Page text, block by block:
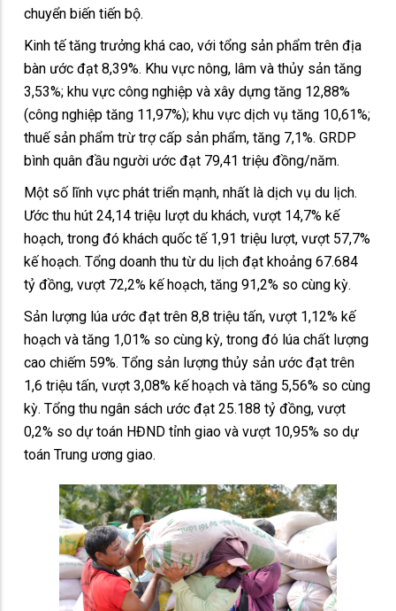
chuyển biến tiến bộ.
Kinh tế tăng trưởng khá cao, với tổng sản phẩm trên địa
bàn ước đạt 8,39%. Khu vực nông, lâm và thủy sản tăng
3,53%; khu vực công nghiệp và xây dựng tăng 12,88%
(công nghiệp tăng 11,97%); khu vực dịch vụ tăng 10,61%;
thuế sản phẩm trừ trợ cấp sản phẩm, tăng 7,1%. GRDP
bình quân đầu người ước đạt 79,41 triệu đồng/năm.
Một số lĩnh vực phát triển mạnh, nhất là dịch vụ du lịch.
Ước thu hút 24,14 triệu lượt du khách, vượt 14,7% kế
hoạch, trong đó khách quốc tế 1,91 triệu lượt, vượt 57,7%
kế hoạch. Tổng doanh thu từ du lịch đạt khoảng 67.684
tỷ đồng, vượt 72,2% kế hoạch, tăng 91,2% so cùng kỳ.
Sản lượng lúa ước đạt trên 8,8 triệu tấn, vượt 1,12% kế
hoạch và tăng 1,01% so cùng kỳ, trong đó lúa chất lượng
cao chiếm 59%. Tổng sản lượng thủy sản ước đạt trên
1,6 triệu tấn, vượt 3,08% kế hoạch và tăng 5,56% so cùng
kỳ. Tổng thu ngân sách ước đạt 25.188 tỷ đồng, vượt
0,2% so dự toán HĐND tỉnh giao và vượt 10,95% so dự
toán Trung ương giao.